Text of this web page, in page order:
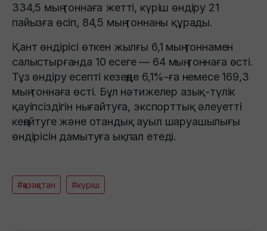
334,5 мың тоннаға жетті, күріш өндіру 21
пайызға өсіп, 84,5 мың тоннаны құрады.
Қант өндірісі өткен жылғы 6,1 мың тоннамен
салыстырғанда 10 есеге — 64 мың тоннаға өсті.
Тұз өндіру есепті кезеңде 6,1%-ға немесе 169,3
мың тоннаға өсті. Бұл нәтижелер азық-түлік
қауіпсіздігін нығайтуға, экспорттық әлеуетті
кеңейтуге және отандық ауыл шаруашылығы
өндірісін дамытуға ықпал етеді.
#қазақстан #күріш